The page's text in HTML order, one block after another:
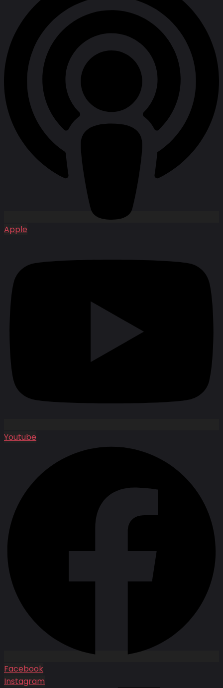
Apple
Youtube
Facebook
Instagram